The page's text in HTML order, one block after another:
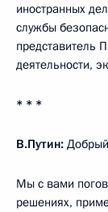
иностранных дел
службы
представитель
деятельности,
* * *
В.Путин:
Мы с вами
решениях,